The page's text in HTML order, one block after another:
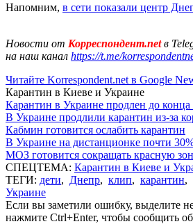
Напомним, в сети показали центр
Новости от Корреспондент.netв
на наш канал https://t.me/
Читайте Korrespondent.net в Google
Карантин в Киеве и Украине
Карантин в Украине продлен до конца
В Украине продлили карантин из-за
Кабмин готовится ослабить карантин
В Украине на дистанционке почти
МОЗ готовится сокращать красную
СПЕЦТЕМА: Карантин в Киеве и
ТЕГИ: дети, Днепр, клип, карантин,
Украине
Если вы заметили ошибку, выделите
нажмите Ctrl+Enter, чтобы сообщить